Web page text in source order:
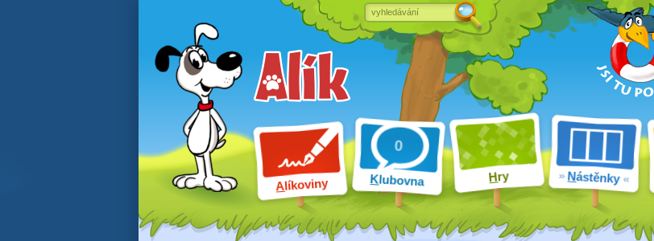
Alíkoviny Klubovna Hry Nástěnky